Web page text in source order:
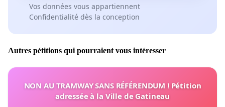
Vos données vous appartiennent
Confidentialité dès la conception
Autres pétitions qui pourraient vous intéresser
NON AU TRAMWAY SANS RÉFÉRENDUM ! Pétition
adressée à la Ville de Gatineau